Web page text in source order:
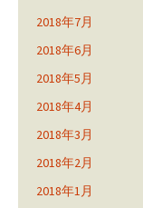
2018年7月
2018年6月
2018年5月
2018年4月
2018年3月
2018年2月
2018年1月